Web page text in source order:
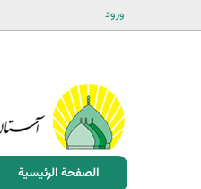
ورود
الصفحة الرئيسية